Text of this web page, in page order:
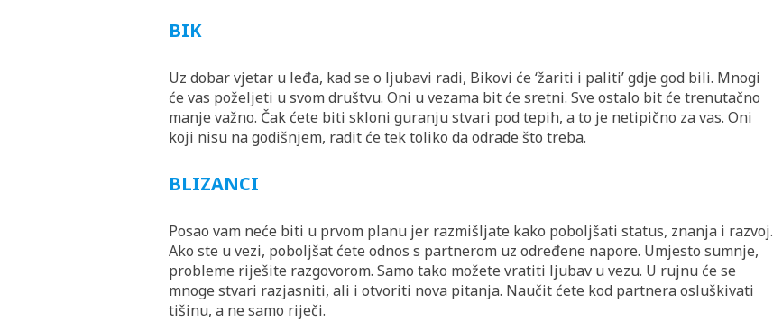
BIK
Uz dobar vjetar u leđa, kad se o ljubavi radi, Bikovi će ‘žariti i paliti’ gdje god bili. Mnogi
će vas poželjeti u svom društvu. Oni u vezama bit će sretni. Sve ostalo bit će trenutačno
manje važno. Čak ćete biti skloni guranju stvari pod tepih, a to je netipično za vas. Oni
koji nisu na godišnjem, radit će tek toliko da odrade što treba.
BLIZANCI
Posao vam neće biti u prvom planu jer razmišljate kako poboljšati status, znanja i razvoj.
Ako ste u vezi, poboljšat ćete odnos s partnerom uz određene napore. Umjesto sumnje,
probleme riješite razgovorom. Samo tako možete vratiti ljubav u vezu. U rujnu će se
mnoge stvari razjasniti, ali i otvoriti nova pitanja. Naučit ćete kod partnera osluškivati
tišinu, a ne samo riječi.